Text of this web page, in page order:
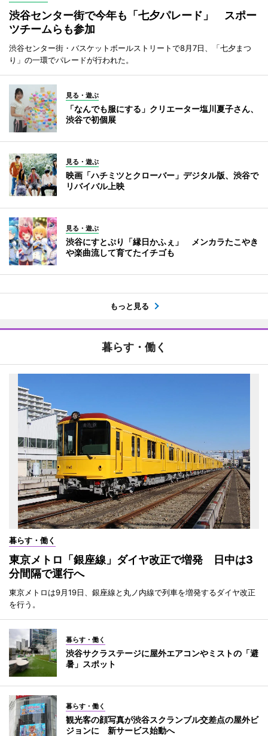
渋谷センター街で今年も「七夕パレード」 スポー
ツチームらも参加
渋谷センター街・バスケットボールストリートで8月7日、「七夕まつ
り」の一環でパレードが行われた。
見る・遊ぶ
「なんでも服にする」クリエーター塩川夏子さん、
渋谷で初個展
見る・遊ぶ
映画「ハチミツとクローバー」デジタル版、渋谷で
リバイバル上映
見る・遊ぶ
渋谷にすとぷり「縁日かふぇ」 メンカラたこやき
や楽曲流して育てたイチゴも
もっと見る
暮らす・働く
暮らす・働く
東京メトロ「銀座線」ダイヤ改正で増発 日中は3
分間隔で運行へ
東京メトロは9月19日、銀座線と丸ノ内線で列車を増発するダイヤ改正
を行う。
暮らす・働く
渋谷サクラステージに屋外エアコンやミストの「避
暑」スポット
暮らす・働く
観光客の顔写真が渋谷スクランブル交差点の屋外ビ
ジョンに 新サービス始動へ